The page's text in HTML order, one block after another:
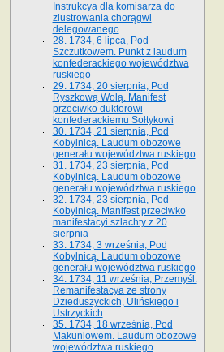
Instrukcya dla komisarza do
zlustrowania chorągwi
delegowanego
28. 1734, 6 lipca, Pod
Szczutkowem. Punkt z laudum
konfederackiego województwa
ruskiego
29. 1734, 20 sierpnia, Pod
Ryszkową Wolą. Manifest
przeciwko duktorowi
konfederackiemu Sołtykowi
30. 1734, 21 sierpnia, Pod
Kobylnicą. Laudum obozowe
generału województwa ruskiego
31. 1734, 23 sierpnia, Pod
Kobylnicą. Laudum obozowe
generału województwa ruskiego
32. 1734, 23 sierpnia, Pod
Kobylnicą. Manifest przeciwko
manifestacyi szlachty z 20
sierpnia
33. 1734, 3 września, Pod
Kobylnicą. Laudum obozowe
generału województwa ruskiego
34. 1734, 11 września, Przemyśl.
Remanifestacya ze strony
Dzieduszyckich, Ulińskiego i
Ustrzyckich
35. 1734, 18 września, Pod
Makuniowem. Laudum obozowe
województwa ruskiego